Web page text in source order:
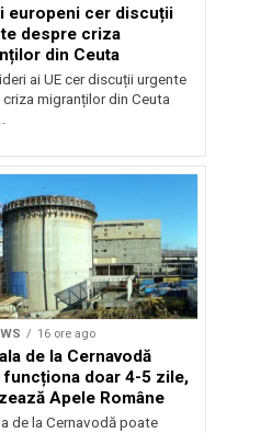
europeni cer discuții
despre criza
din Ceuta
ai UE cer discuții urgente
migranților din Ceuta
16 ore ago
de la Cernavodă
funcționa doar 4-5 zile,
Apele Române
de la Cernavodă poate